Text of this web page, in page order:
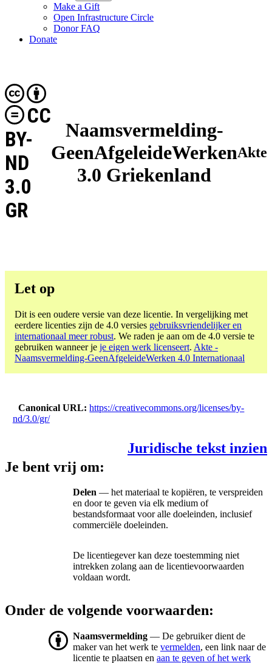
Make a Gift
Open Infrastructure Circle
Donor FAQ
Donate
Naamsvermelding-
GeenAfgeleideWerken
3.0 Griekenland
CC
BY-
ND
3.0
GR
Akte
Let op
Dit is een oudere versie van deze licentie. In vergelijking met
eerdere licenties zijn de 4.0 versies gebruiksvriendelijker en
internationaal meer robust. We raden je aan om de 4.0 versie te
gebruiken wanneer je je eigen werk licenseert. Akte -
Naamsvermelding-GeenAfgeleideWerken 4.0 Internationaal
Canonical URL
https://creativecommons.org/licenses/by-
nd/3.0/gr/
Juridische tekst inzien
Je bent vrij om:
Delen — het materiaal te kopiëren, te verspreiden
en door te geven via elk medium of
bestandsformaat voor alle doeleinden, inclusief
commerciële doeleinden.
De licentiegever kan deze toestemming niet
intrekken zolang aan de licentievoorwaarden
voldaan wordt.
Onder de volgende voorwaarden:
Naamsvermelding — De gebruiker dient de
maker van het werk te vermelden, een link naar de
licentie te plaatsen en aan te geven of het werk